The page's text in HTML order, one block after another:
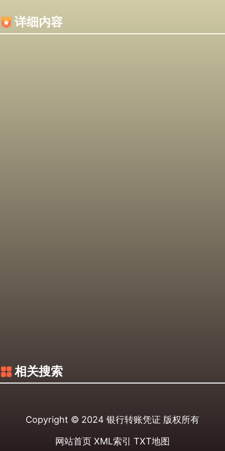
详细内容
相关搜索
Copyright © 2024 银行转账凭证 版权所有
网站首页 XML索引 TXT地图